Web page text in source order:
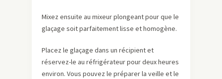
Mixez ensuite au mixeur plongeant pour que le
glaçage soit parfaitement lisse et homogène.
Placez le glaçage dans un récipient et
réservez-le au réfrigérateur pour deux heures
environ. Vous pouvez le préparer la veille et le